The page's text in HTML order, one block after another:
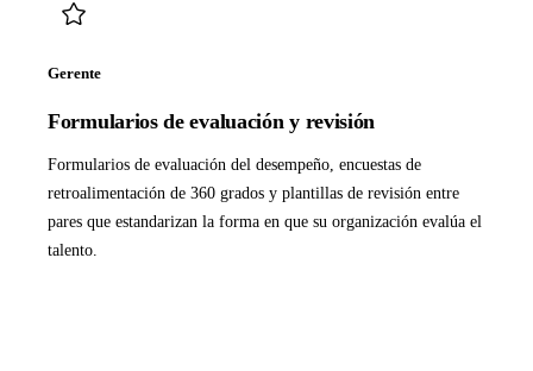
Gerente
Formularios de evaluación y revisión
Formularios de evaluación del desempeño, encuestas de
retroalimentación de 360 grados y plantillas de revisión entre
pares que estandarizan la forma en que su organización evalúa el
talento.